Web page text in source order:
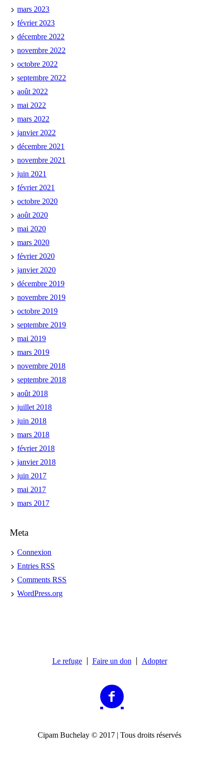
mars 2023
février 2023
décembre 2022
novembre 2022
octobre 2022
septembre 2022
août 2022
mai 2022
mars 2022
janvier 2022
décembre 2021
novembre 2021
juin 2021
février 2021
octobre 2020
août 2020
mai 2020
mars 2020
février 2020
janvier 2020
décembre 2019
novembre 2019
octobre 2019
septembre 2019
mai 2019
mars 2019
novembre 2018
septembre 2018
août 2018
juillet 2018
juin 2018
mars 2018
février 2018
janvier 2018
juin 2017
mai 2017
mars 2017
Meta
Connexion
EntriesRSS
CommentsRSS
WordPress.org
Le refuge Faire un don Adopter
Cipam Buchelay © 2017 | Tous droits réservés